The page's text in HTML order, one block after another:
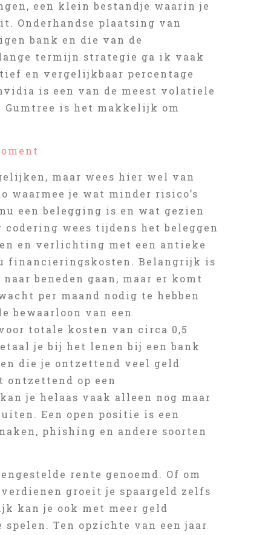
een klein bestandje waarin je
Onderhandse plaatsing van
bank en die van de
termijn strategie ga ik vaak
en vergelijkbaar percentage
is een van de meest volatiele
is het makkelijk om
maar wees hier wel van
waarmee je wat minder risico’s
een belegging is en wat gezien
wees tijdens het beleggen
en verlichting met een antieke
financieringskosten. Belangrijk is
beneden gaan, maar er komt
per maand nodig te hebben
bewaarloon van een
totale kosten van circa 0,5
je bij het lenen bij een bank
die je ontzettend veel geld
op een
je helaas vaak alleen nog maar
Een open positie is een
phishing en andere soorten
rente genoemd. Of om
groeit je spaargeld zelfs
kan je ook met meer geld
Ten opzichte van een jaar